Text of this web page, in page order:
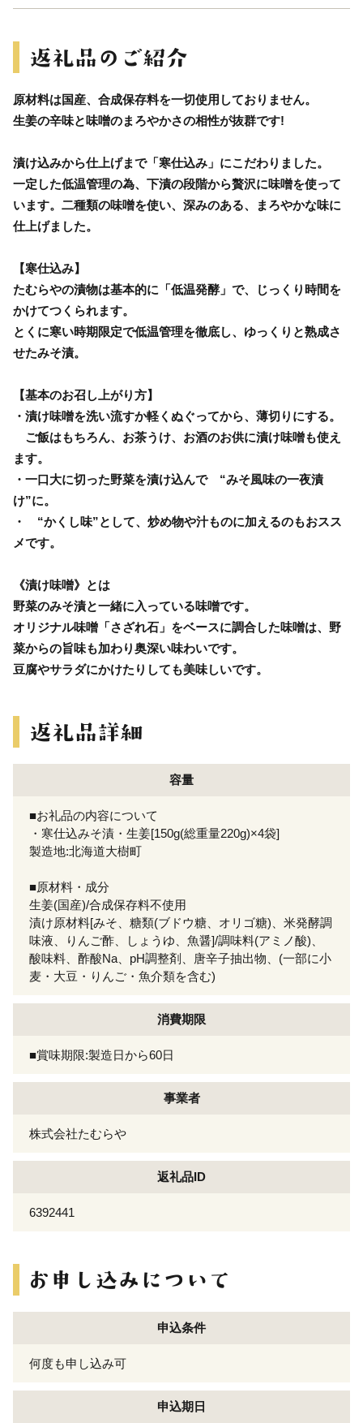
原材料は国産、合成保存料を一切使用しておりません。
生姜の辛味と味噌のまろやかさの相性が抜群です!
漬け込みから仕上げまで「寒仕込み」にこだわりました。
一定した低温管理の為、下漬の段階から贅沢に味噌を使って
います。二種類の味噌を使い、深みのある、まろやかな味に
仕上げました。
【寒仕込み】
たむらやの漬物は基本的に「低温発酵」で、じっくり時間を
かけてつくられます。
とくに寒い時期限定で低温管理を徹底し、ゆっくりと熟成さ
せたみそ漬。
【基本のお召し上がり方】
・漬け味噌を洗い流すか軽くぬぐってから、薄切りにする。
ご飯はもちろん、お茶うけ、お酒のお供に漬け味噌も使え
ます。
・一口大に切った野菜を漬け込んで “みそ風味の一夜漬
け”に。
・ “かくし味”として、炒め物や汁ものに加えるのもおスス
メです。
《漬け味噌》とは
野菜のみそ漬と一緒に入っている味噌です。
オリジナル味噌「さざれ石」をベースに調合した味噌は、野
菜からの旨味も加わり奥深い味わいです。
豆腐やサラダにかけたりしても美味しいです。
容量
■お礼品の内容について
・寒仕込みそ漬・生姜[150g(総重量220g)×4袋]
製造地:北海道大樹町
■原材料・成分
生姜(国産)/合成保存料不使用
漬け原材料[みそ、糖類(ブドウ糖、オリゴ糖)、米発酵調
味液、りんご酢、しょうゆ、魚醤]/調味料(アミノ酸)、
酸味料、酢酸Na、pH調整剤、唐辛子抽出物、(一部に小
麦・大豆・りんご・魚介類を含む)
消費期限
■賞味期限:製造日から60日
事業者
株式会社たむらや
返礼品ID
6392441
申込条件
何度も申し込み可
申込期日